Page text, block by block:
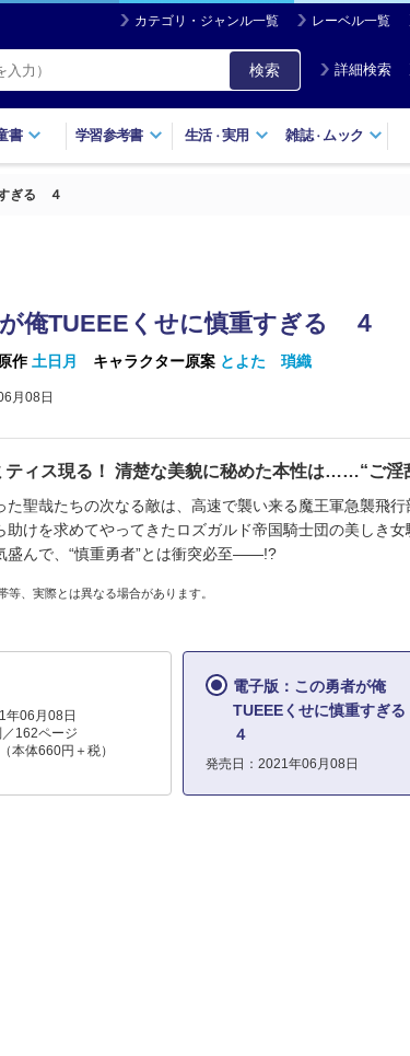
カテゴリ・ジャンル一覧 レーベル一覧
検索 詳細検索
書 学習参考書 生活・実用 雑誌・ ムック
ぎる ４
俺TUEEEくせに慎重すぎる ４
作 土日月 キャラクター原案 とよた 瑣織
月08日
ティス現る！ 清楚な美貌に秘めた本性は……“ご淫
た聖哉たちの次なる敵は、高速で襲い来る魔王軍急襲飛行
助けを求めてやってきたロズガルド帝国騎士団の美しき女
盛んで、“慎重勇者”とは衝突必至――!?
、実際とは異なる場合があります。
年06月08日
162ページ
本体660円＋税）
電子版：この勇者が俺
TUEEEくせに慎重すぎ
４
発売日：2021年06月08日